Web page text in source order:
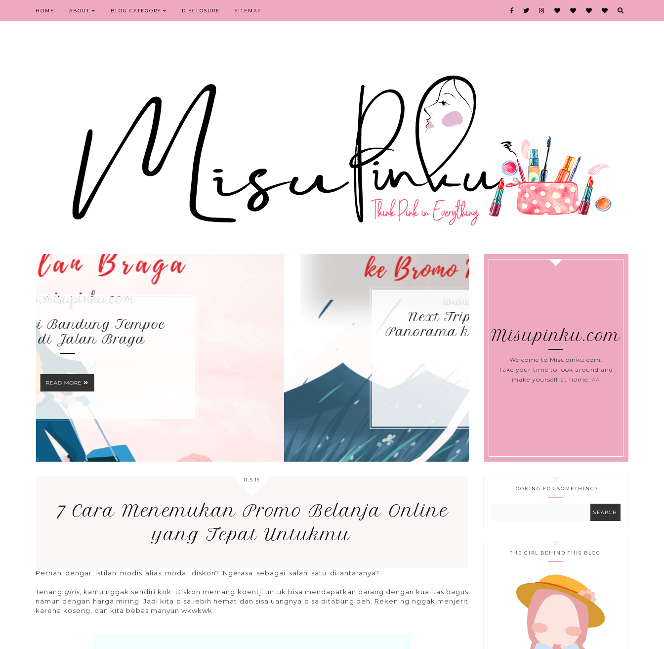
HOME ABOUT BLOG CATEGORY DISCLOSURE SITEMAP
Next Trip Wishlist: Berburu
Panorama ke Bromo Malang dan
Game,
Misupinku.com
Welcome to Misupinku.com.
Take your time to look around and
make yourself at home. ^^
11.5.19
7 Cara Menemukan Promo Belanja Online
yang Tepat Untukmu
Pernah dengar istilah modis alias modal diskon? Ngerasa sebagai salah satu di antaranya?
Tenang girls , kamu nggak sendiri kok. Diskon memang koentji untuk bisa mendapatkan barang dengan kualitas bagus
namun dengan harga miring. Jadi kita bisa lebih hemat dan sisa uangnya bisa ditabung deh. Rekening nggak menjerit
karena kosong, dan kita bebas manyun wkwkwk.
LOOKING FOR SOMETHING?
THE GIRL BEHIND THIS BLOG